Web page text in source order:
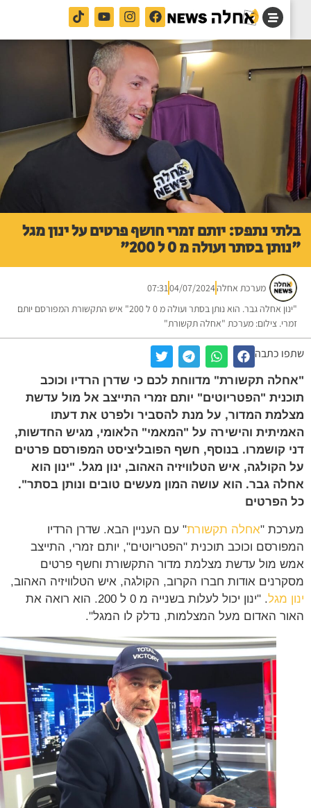
נתפס: יותם זמרי חושף פרטים על ינון מגל
בסתר ועולה מ 0 ל 200"
מערכת אחלה 04/07/2024
07:31
"ינון אחלה גבר. הוא נותן בסתר ועולה מ 0 ל 200" איש התקשורת המפורסם יותם
צילום: מערכת "אחלה תקשורת"
כתבה
תקשורת" מדווחת לכם כי שדרן הרדיו וכוכב
"הפטריוטים" יותם זמרי התייצב אל מול עדשת
המדור, על מנת להסביר ולפרט את דעתו
והישירה על "המאמי" הלאומי, מגיש החדשות,
קושמרו. בנוסף, חשף הפובליציסט המפורסם פרטים
איש הטלוויזיה האהוב, ינון מגל. "ינון הוא
גבר. הוא עושה המון מעשים טובים ונותן בסתר".
הפרטים
"אחלה תקשורת" עם העניין הבא. שדרן הרדיו
וכוכב תוכנית "הפטריוטים", יותם זמרי, התייצב
מול עדשת מצלמת מדור התקשורת וחשף פרטים
אודות חברו הקרוב, הקולגה, איש הטלוויזיה האהוב,
מגל
. "ינון יכול לעלות בשנייה מ 0 ל 200. הוא רואה את
האדום מעל המצלמות, נדלק לו המגל".